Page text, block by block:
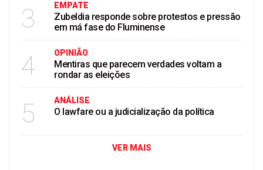
3 EMPATE
Zubeldia responde sobre protestos e pressão
em má fase do Fluminense
4 OPINIÃO
Mentiras que parecem verdades voltam a
rondar as eleições
5 ANÁLISE
O lawfare ou a judicialização da política
VER MAIS